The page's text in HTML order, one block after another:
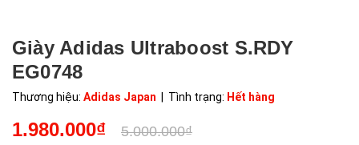
Giày Adidas Ultraboost S.RDY
EG0748
Thương hiệu: Adidas Japan | Tình trạng: Hết hàng
1.980.000₫ 5.000.000₫